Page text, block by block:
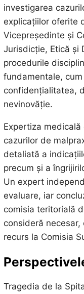
investigarea
explicațiilor oferite
Vicepreședinte și
Jurisdicție, Etică și
procedurile
fundamentale,
confidențialitatea,
nevinovăție.
Expertiza
cazurilor de
detaliată a
precum și a
Un expert
evaluare, iar
comisia teritorială
consideră
recurs la Comisia
Tragedia de la